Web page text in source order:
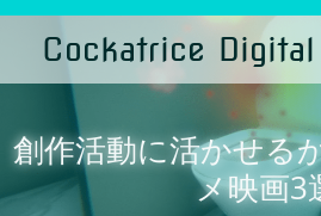
テ
ン
ツ
へ
ス
キ
ッ
プ
Cockatrice Digital
創作活動に活かせる
メ映画3